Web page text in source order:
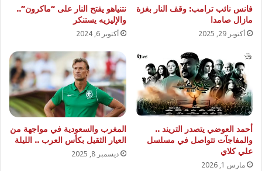
فانس نائب ترامب: وقف النار بغزة
مازال صامدا
أكتوبر 29, 2025
نتنياهو يفتح النار على “ماكرون”..
والإليزيه يستنكر
أكتوبر 6, 2024
أحمد العوضي يتصدر التريند ..
والمفاجآت تتواصل في مسلسل
علي كلاي
مارس 1, 2026
المغرب والسعودية في مواجهة من
العيار الثقيل بكأس العرب .. الليلة
ديسمبر 8, 2025